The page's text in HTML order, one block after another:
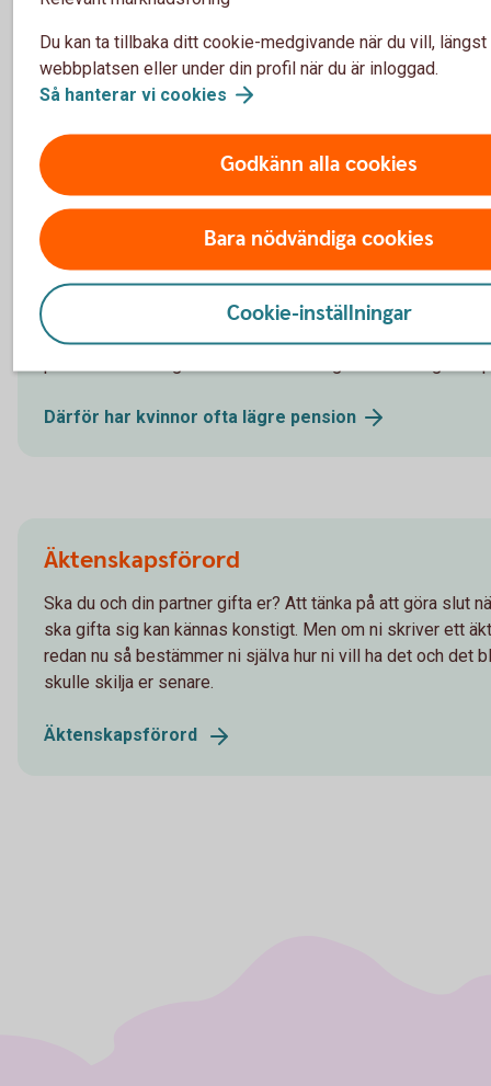
ekonomi på något sätt, men det är inte alltid lätt att
undviker ni onödiga gräl.
Därför har kvinnor ofta lägre pension
Pensionen grundas på hur stora inkomster man haft
eftersom kvinnor ofta tjänar mindre än män finns det en
Därför har kvinnor ofta lägre pension
Äktenskapsförord
Ska du och din partner gifta er? Att tänka på att göra slut
ska gifta sig kan kännas konstigt. Men om ni skriver ett
redan nu så bestämmer ni själva hur ni vill ha det och det
skulle skilja er senare.
Äktenskapsförord
Du kan ta tillbaka ditt cookie-medgivande när du vill, längst
webbplatsen eller under din profil när du är inloggad.
Så hanterar vi cookies
Godkänn alla cookies
Bara nödvändiga cookies
Cookie-inställningar